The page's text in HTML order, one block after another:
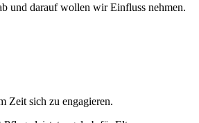
und darauf wollen wir Einfluss nehmen.
Zeit sich zu engagieren.